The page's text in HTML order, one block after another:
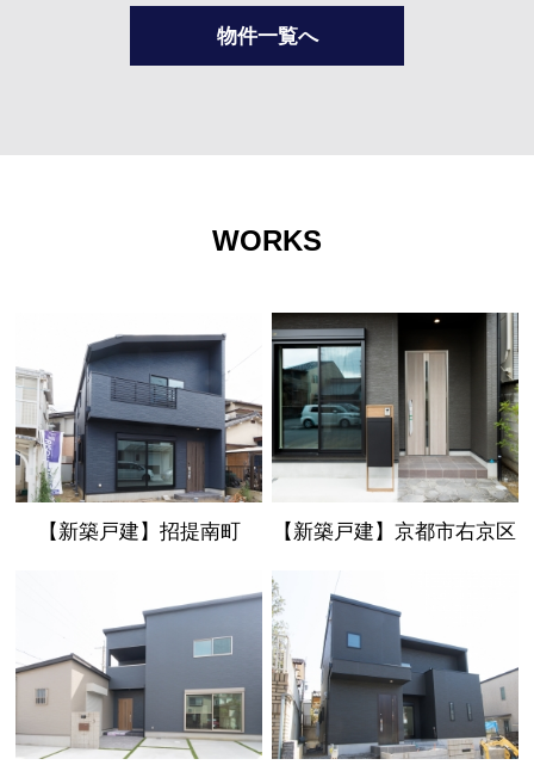
物件一覧へ
WORKS
【新築戸建】招提南町 【新築戸建】京都市右京区